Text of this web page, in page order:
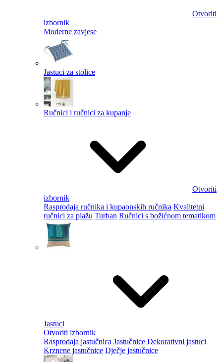
Otvoriti
izbornik
Moderne zavjese
Jastuci za stolice
Ručnici i ručnici za kupanje
Otvoriti
izbornik
Rasprodaja ručnika i kupaonskih ručnika Kvalitetni
ručnici za plažu Turban Ručnici s božićnom tematikom
Jastuci
Otvoriti izbornik
Rasprodaja jastučnica Jastučnice Dekorativni jastuci
Krznene jastučnice Dječje jastučnice